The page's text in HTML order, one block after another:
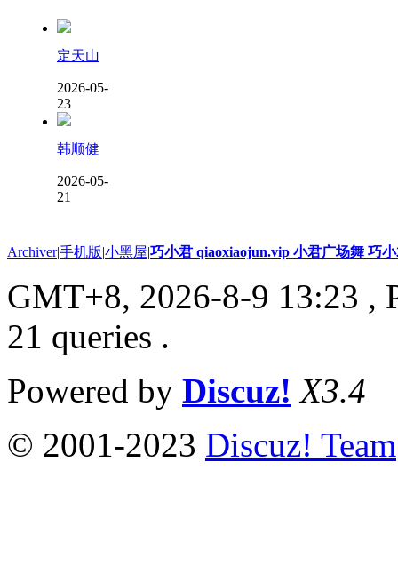
定天山
2026-05-
23
韩顺健
2026-05-
21
Archiver|手机版|小黑屋|巧小君 qiaoxiaojun.vip 小君广场舞 巧
GMT+8, 2026-8-9 13:23 ,
21 queries .
Powered by Discuz! X3.4
© 2001-2023 Discuz! Team